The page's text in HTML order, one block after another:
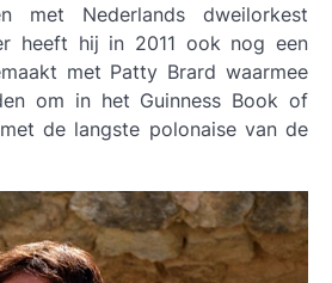
met Nederlands dweilorkest
heeft hij in 2011 ook nog een
met Patty Brard waarmee
om in het Guinness Book of
de langste polonaise van de